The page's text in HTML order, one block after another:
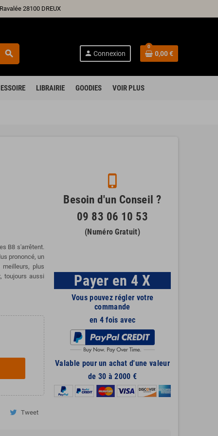
28100 DREUX
search person Connexion
0
0,00 €
LIBRAIRIE GOODIES VOIR PLUS
B8 s'arrêtent.
prononcé, un
plus
toujours aussi
Tweet
phone_iphone
Besoin d'un Conseil ?
09 83 06 10 53
(Numéro Gratuit)
Payer en 4 X
Vous pouvez régler votre
commande
en 4 fois avec
Valable pour un achat d'une valeur
de 30 à 2000 €